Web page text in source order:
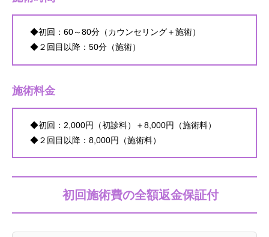
◆初回：60～80分（カウンセリング＋施術）
◆２回目以降：50分（施術）
施術料金
◆初回：2,000円（初診料）＋8,000円（施術料）
◆２回目以降：8,000円（施術料）
初回施術費の全額返金保証付